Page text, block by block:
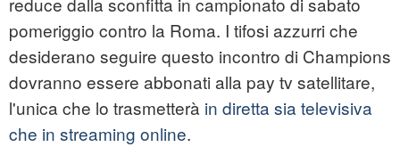
pomeriggio contro la Roma. I tifosi azzurri che
desiderano seguire questo incontro di Champions
dovranno essere abbonati alla pay tv satellitare,
l'unica che lo trasmetterà in diretta sia televisiva
che in streaming online.